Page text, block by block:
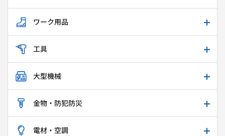
ワーク用品
工具
大型機械
金物・防犯防災
電材・空調